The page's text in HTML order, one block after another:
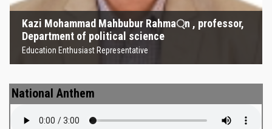
Kazi Mohammad Mahbubur Rahma্‌n , professor,
Department of political science
Education Enthusiast Representative
National Anthem